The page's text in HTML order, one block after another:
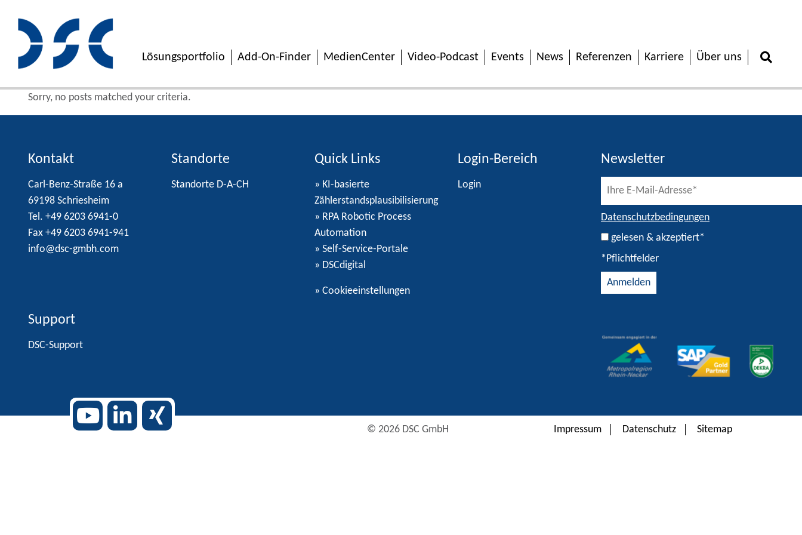
Lösungsportfolio Add-On-Finder MedienCenter Video-Podcast Events News Referenzen Karriere Über uns
Sorry, no posts matched your criteria.
Kontakt
Carl-Benz-Straße 16 a
69198 Schriesheim
Tel. +49 6203 6941-0
Fax +49 6203 6941-941
info@dsc-gmbh.com
Standorte
Standorte D-A-CH
Quick Links
» KI-basierte
Zählerstandsplausibilisierung
» RPA Robotic Process
Automation
» Self-Service-Portale
» DSCdigital
» Cookieeinstellungen
Login-Bereich
Login
Newsletter
Datenschutzbedingungen
gelesen & akzeptiert*
*Pflichtfelder
Support
DSC-Support
© 2026 DSC GmbH Impressum Datenschutz Sitemap